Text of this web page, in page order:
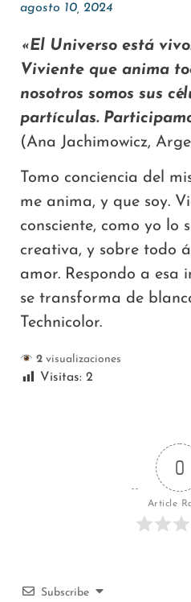
agosto 10, 2024
«El Universo está
Viviente que anima
nosotros somos sus
partículas.
(Ana Jachimowicz,
Tomo conciencia del
me anima, y que soy.
consciente, como yo lo
creativa, y sobre todo
amor. Respondo a esa
se transforma de
Technicolor.
2visualizaciones
Visitas: 2
0
Article
Subscribe